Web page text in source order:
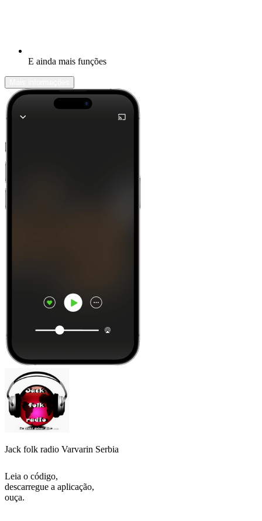
E ainda mais funções
Jack folk radio Varvarin Serbia
Leia o código,
descarregue a aplicação,
ouça.